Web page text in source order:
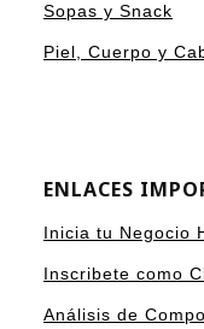
Sopas y Snack
Piel, Cuerpo y
ENLACES
Inicia tu Negocio
Inscribete como
Análisis de